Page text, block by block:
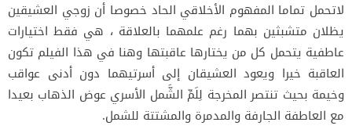
لاتحمل تماما المفهوم الأخلاقي الحاد خصوصا أن زوجي العشيقين
يظلان متشبثين بهما رغم علمهما بالعلاقة ، هي فقط اختيارات
عاطفية يتحمل كل من يختارها عاقبتها وهنا في هذا الفيلم تكون
العاقبة خيرا ويعود العشيقان إلى أسرتيهما دون أدنى عواقب
وخيمة بحيث تنتصر المخرجة لِلَمِّ الشَّمل الأسري عوض الذهاب بعيدا
مع العاطفة الجارفة والمدمرة والمشتتة للشمل.